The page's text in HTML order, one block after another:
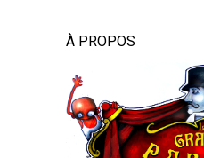
À PROPOS